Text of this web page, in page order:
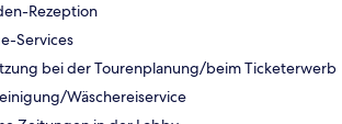
Rezeption
Services
bei der Tourenplanung/beim Ticketerwerb
Wäschereiservice